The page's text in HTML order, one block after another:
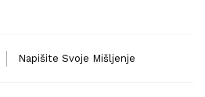
Napišite Svoje Mišljenje